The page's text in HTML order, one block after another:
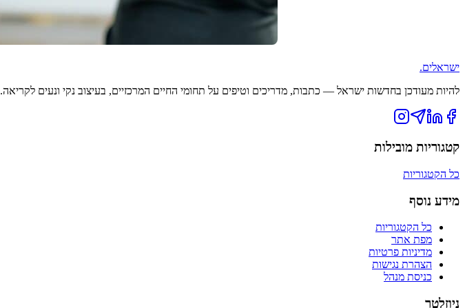
ישראלים.
להיות מעודכן בחדשות ישראל — כתבות, מדריכים וטיפים על תחומי החיים המרכזיים, בעיצוב נקי ונעים לקריאה.
קטגוריות מובילות
כל הקטגוריות
מידע נוסף
כל הקטגוריות
מפת אתר
מדיניות פרטיות
הצהרת נגישות
כניסת מנהל
ניוזלטר